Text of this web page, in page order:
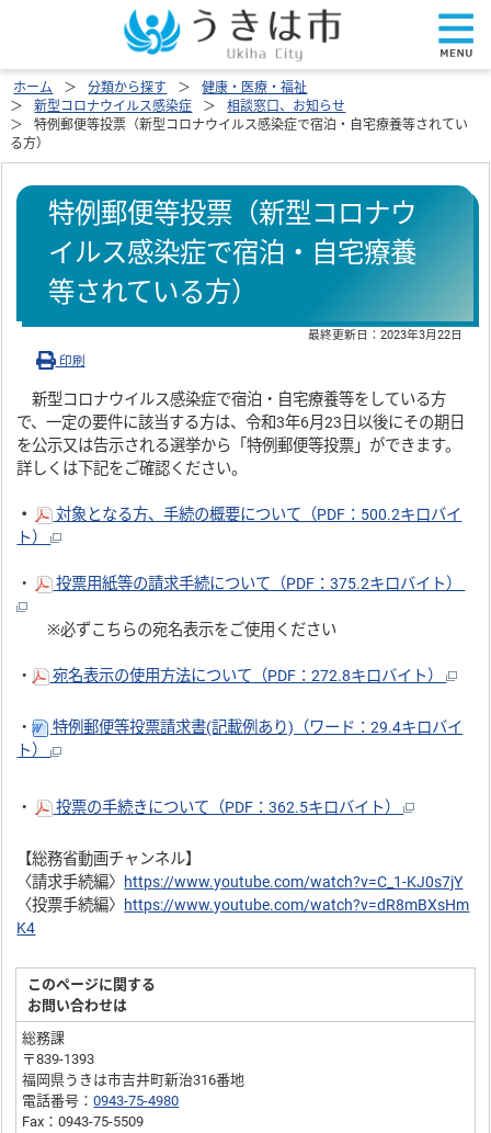
ホーム 分類から探す
健康・医療・福祉
新型コロナウイルス感染症
相談窓口、お知らせ
特例郵便等投票（新型コロナウイルス感染症で宿泊・自宅療養等されてい
る方）
特例郵便等投票（新型コロナウ
イルス感染症で宿泊・自宅療養
等されている方）
最終更新日：2023年3月22日
印刷
新型コロナウイルス感染症で宿泊・自宅療養等をしている方
で、一定の要件に該当する方は、令和3年6月23日以後にその期日
を公示又は告示される選挙から「特例郵便等投票」ができます。
詳しくは下記をご確認ください。
・
対象となる方、手続の概要について（PDF：500.2キロバイ
ト）
・ 投票用紙等の請求手続について（PDF：375.2キロバイト）
※必ずこちらの宛名表示をご使用ください
・ 宛名表示の使用方法について（PDF：272.8キロバイト）
・
特例郵便等投票請求書(記載例あり)（ワード：29.4キロバイ
ト）
・ 投票の手続きについて（PDF：362.5キロバイト）
【総務省動画チャンネル】
〈請求手続編〉 https://www.youtube.com/watch?v=C_1-KJ0s7jY
〈投票手続編〉 https://www.youtube.com/watch?v=dR8mBXsHm
K4
このページに関する
お問い合わせは
総務課
〒839-1393
福岡県うきは市吉井町新治316番地
電話番号：0943-75-4980
Fax：0943-75-5509